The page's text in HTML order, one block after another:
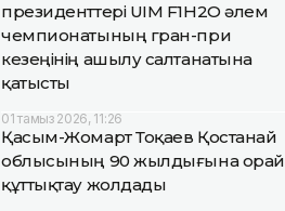
президенттері UIM F1H2O әлем
чемпионатының гран-при
кезеңінің ашылу салтанатына
қатысты
01 тамыз 2026, 11:26
Қасым-Жомарт Тоқаев Қостанай
облысының 90 жылдығына орай
құттықтау жолдады